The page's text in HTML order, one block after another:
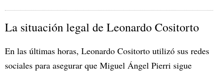
La situación legal de Leonardo Cositorto
En las últimas horas, Leonardo Cositorto utilizó sus redes
sociales para asegurar que Miguel Ángel Pierri sigue